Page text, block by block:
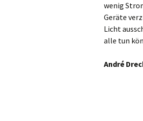
wenig
Geräte
Licht
alle tun
André